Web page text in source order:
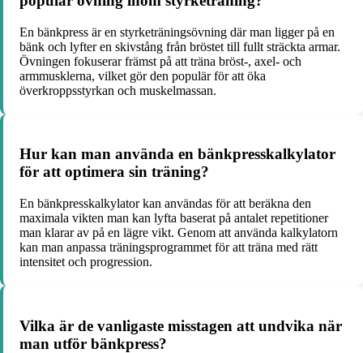
En bänkpress är en styrketräningsövning där man ligger på en
bänk och lyfter en skivstång från bröstet till fullt sträckta armar.
Övningen fokuserar främst på att träna bröst-, axel- och
armmusklerna, vilket gör den populär för att öka
överkroppsstyrkan och muskelmassan.
Hur kan man använda en bänkpresskalkylator
för att optimera sin träning?
En bänkpresskalkylator kan användas för att beräkna den
maximala vikten man kan lyfta baserat på antalet repetitioner
man klarar av på en lägre vikt. Genom att använda kalkylatorn
kan man anpassa träningsprogrammet för att träna med rätt
intensitet och progression.
Vilka är de vanligaste misstagen att undvika när
man utför bänkpress?